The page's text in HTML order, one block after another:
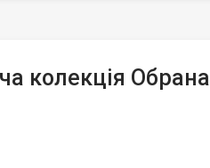
колекція Обрана